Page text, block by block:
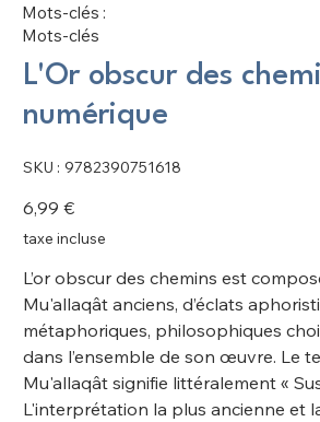
Mots-clés :
Mots-clés
L'Or obscur des
numérique
SKU : SKU
9782390751618
9782390751618
Prix
6,99 €
taxe incluse
L’or obscur des chemins est
Mu'allaqât anciens, d’éclats
métaphoriques, philosophiques
dans l’ensemble de son œuvre. Le
Mu'allaqât signifie littéralement «
L'interprétation la plus ancienne et